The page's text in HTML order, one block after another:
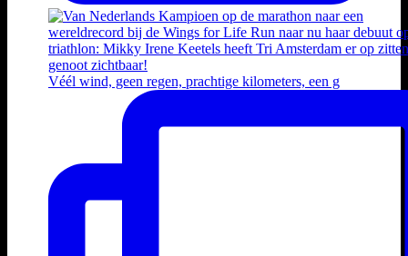
Véél wind, geen regen, prachtige kilometers, een g